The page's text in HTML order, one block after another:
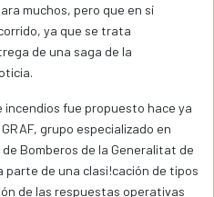
muchos, pero que en sí
ya que se trata
de una saga de la
incendios fue propuesto hace ya
grupo especializado en
Bomberos de la Generalitat de
parte de una clasi!cación de tipos
de las respuestas operativas